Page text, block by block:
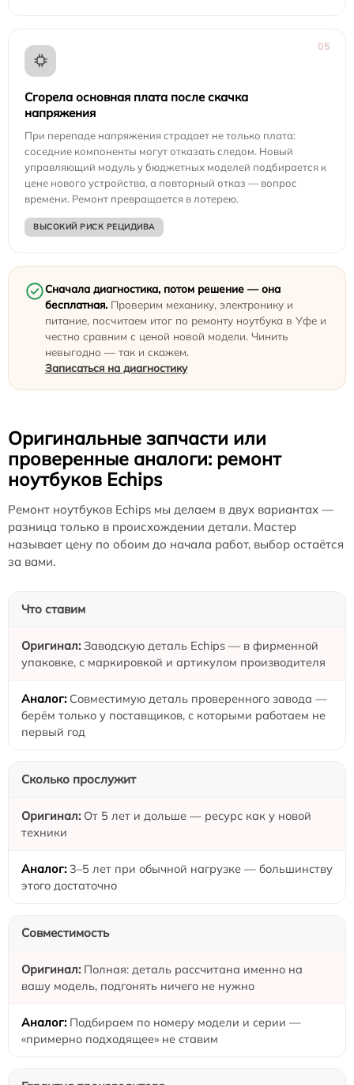
05
Сгорела основная плата после скачка
напряжения
При перепаде напряжения страдает не только плата:
соседние компоненты могут отказать следом. Новый
управляющий модуль у бюджетных моделей подбирается к
цене нового устройства, а повторный отказ — вопрос
времени. Ремонт превращается в лотерею.
ВЫСОКИЙ РИСК РЕЦИДИВА
Сначала диагностика, потом решение — она
бесплатная. Проверим механику, электронику и
питание, посчитаем итог по ремонту ноутбука в Уфе и
честно сравним с ценой новой модели. Чинить
невыгодно — так и скажем.
Записаться на диагностику
Оригинальные запчасти или
проверенные аналоги: ремонт
ноутбуков Echips
Ремонт ноутбуков Echips мы делаем в двух вариантах —
разница только в происхождении детали. Мастер
называет цену по обоим до начала работ, выбор остаётся
за вами.
Что ставим
Заводскую деталь Echips — в фирменной
упаковке, с маркировкой и артикулом производителя
Совместимую деталь проверенного завода —
берём только у поставщиков, с которыми работаем не
первый год
Сколько прослужит
От 5 лет и дольше — ресурс как у новой
техники
3–5 лет при обычной нагрузке — большинству
этого достаточно
Совместимость
Полная: деталь рассчитана именно на
вашу модель, подгонять ничего не нужно
Подбираем по номеру модели и серии —
«примерно подходящее» не ставим